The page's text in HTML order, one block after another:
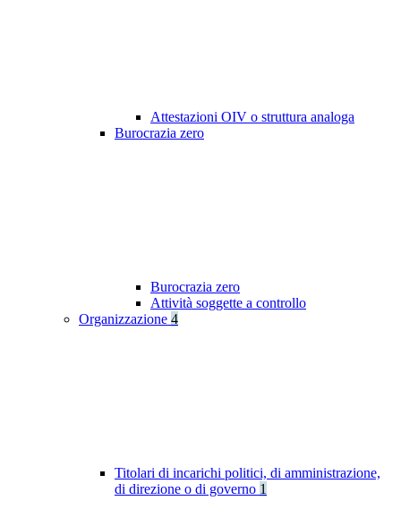
Attestazioni OIV o struttura analoga
Burocrazia zero
Burocrazia zero
Attività soggette a controllo
Organizzazione 4
Titolari di incarichi politici, di amministrazione,
di direzione o di governo 1